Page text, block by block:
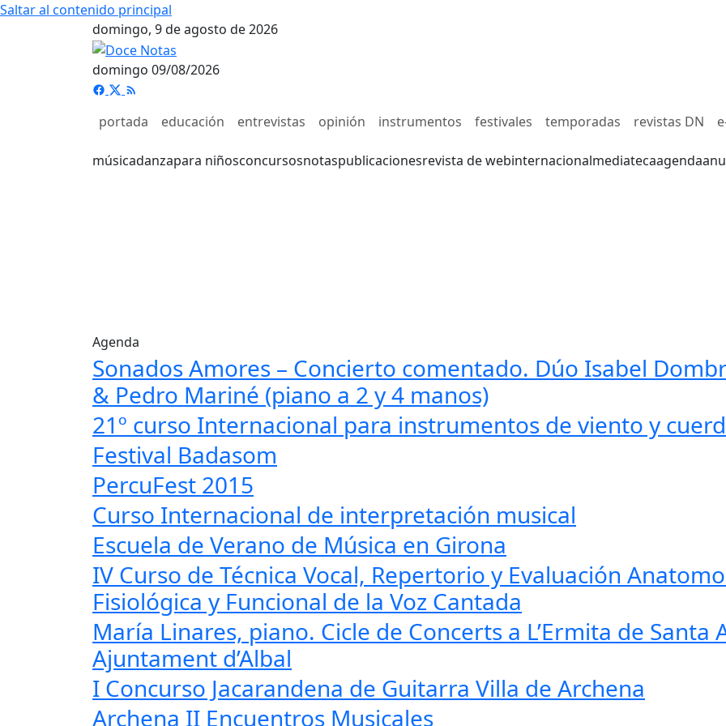
Saltar al contenido principal
domingo, 9 de agosto de 2026
domingo 09/08/2026
portada educación entrevistas opinión instrumentos festivales temporadas revistas DN
músicadanzapara niñosconcursosnotaspublicacionesrevista de webinternacionalmediatecaagenda
Agenda
Sonados Amores – Concierto comentado. Dúo Isabel
& Pedro Mariné (piano a 2 y 4 manos)
21º curso Internacional para instrumentos de viento y
Festival Badasom
PercuFest 2015
Curso Internacional de interpretación musical
Escuela de Verano de Música en Girona
IV Curso de Técnica Vocal, Repertorio y Evaluación
Fisiológica y Funcional de la Voz Cantada
María Linares, piano. Cicle de Concerts a L’Ermita de Santa
Ajuntament d’Albal
I Concurso Jacarandena de Guitarra Villa de Archena
Archena II Encuentros Musicales